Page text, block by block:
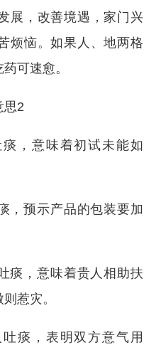
展，改善境遇，家门兴
烦恼。如果人、地两格
可速愈。
思2
，意味着初试未能如
，预示产品的包装要加
痰，意味着贵人相助扶
惹灾。
痰，表明双方意气用